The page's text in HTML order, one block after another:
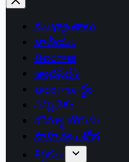
ముఖ్యాంశాలు
జాతీయం
తెలంగాణ
ఆంధ్రప్రదేశ్
తెలంగాణార్థం
సన్నివేశం
బొమ్మా బొరుసు
సాహిత్యం-శోభ
శీర్షికలు